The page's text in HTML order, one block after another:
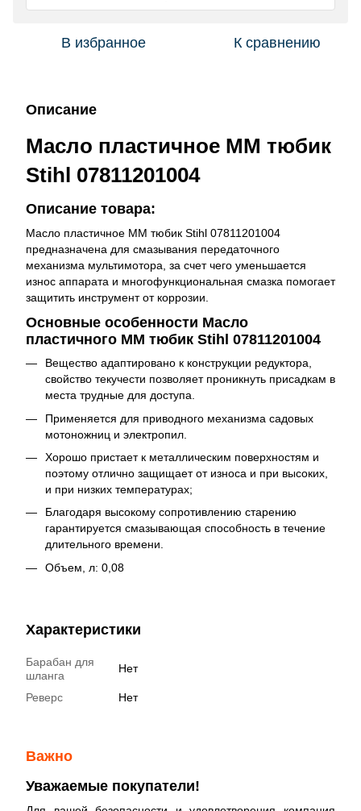
В избранное К сравнению
Описание
Масло пластичное ММ тюбик
Stihl 07811201004
Описание товара:
Масло пластичное ММ тюбик Stihl 07811201004
предназначена для смазывания передаточного
механизма мультимотора, за счет чего уменьшается
износ аппарата и многофункциональная смазка помогает
защитить инструмент от коррозии.
Основные особенности Масло
пластичного ММ тюбик Stihl 07811201004
Вещество адаптировано к конструкции редуктора,
свойство текучести позволяет проникнуть присадкам в
места трудные для доступа.
Применяется для приводного механизма садовых
мотоножниц и электропил.
Хорошо пристает к металлическим поверхностям и
поэтому отлично защищает от износа и при высоких,
и при низких температурах;
Благодаря высокому сопротивлению старению
гарантируется смазывающая способность в течение
длительного времени.
Объем, л: 0,08
Характеристики
Барабан для
шланга
Нет
Реверс Нет
Важно
Уважаемые покупатели!